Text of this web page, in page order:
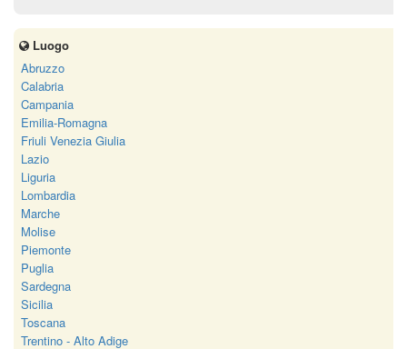
Luogo
Abruzzo
Calabria
Campania
Emilia-Romagna
Friuli Venezia Giulia
Lazio
Liguria
Lombardia
Marche
Molise
Piemonte
Puglia
Sardegna
Sicilia
Toscana
Trentino - Alto Adige